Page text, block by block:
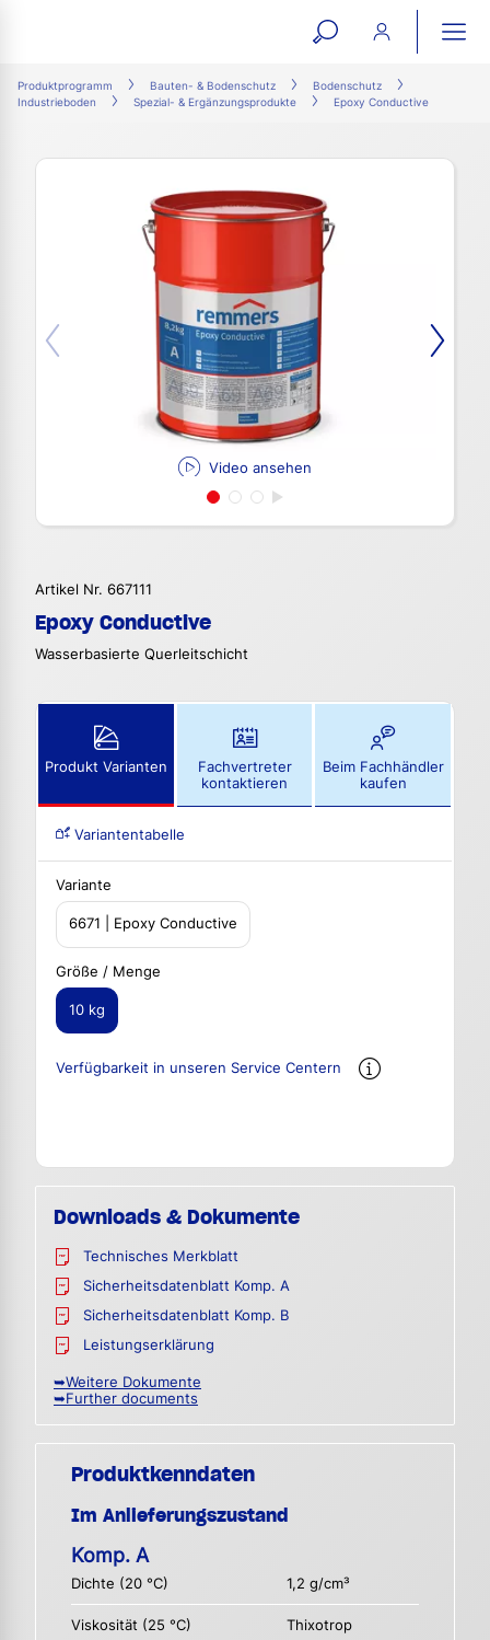
open
search
form
Produktprogramm Bauten- & Bodenschutz
Bodenschutz
Industrieboden
Spezial- & Ergänzungsprodukte Epoxy Conductive
Video ansehen
Artikel Nr. 667111
Epoxy Conductive
Wasserbasierte Querleitschicht
Produkt Varianten
Fachvertreter
kontaktieren
Beim Fachhändler
kaufen
Variantentabelle
Variante
6671 | Epoxy Conductive
Größe / Menge
10 kg
Verfügbarkeit in unseren Service Centern
Downloads & Dokumente
Technisches Merkblatt
Sicherheitsdatenblatt Komp. A
Sicherheitsdatenblatt Komp. B
Leistungserklärung
➥Weitere Dokumente
➥Further documents
Produktkenndaten
Im Anlieferungszustand
Komp. A
Dichte (20 °C) 1,2 g/cm³
Viskosität (25 °C) Thixotrop